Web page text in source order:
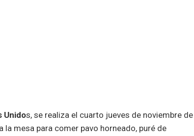
Unidos, se realiza el cuarto jueves de noviembre de
mesa para comer pavo horneado, puré de